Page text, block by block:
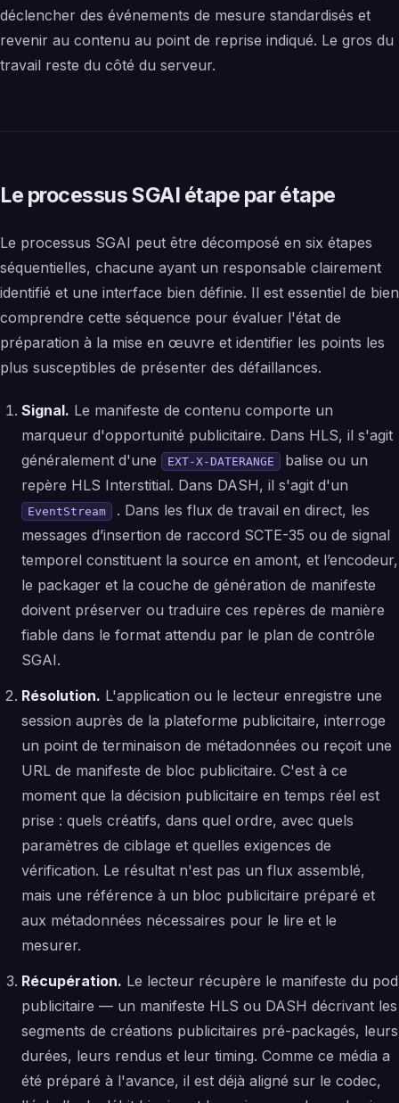
déclencher des événements de mesure standardisés et
revenir au contenu au point de reprise indiqué. Le gros du
travail reste du côté du serveur.
Le processus SGAI étape par étape
Le processus SGAI peut être décomposé en six étapes
séquentielles, chacune ayant un responsable clairement
identifié et une interface bien définie. Il est essentiel de bien
comprendre cette séquence pour évaluer l'état de
préparation à la mise en œuvre et identifier les points les
plus susceptibles de présenter des défaillances.
Signal. Le manifeste de contenu comporte un
marqueur d'opportunité publicitaire. Dans HLS, il s'agit
généralement d'une
EXT-X-DATERANGE
balise ou un
repère HLS Interstitial. Dans DASH, il s'agit d'un
EventStream
. Dans les flux de travail en direct, les
messages d’insertion de raccord SCTE-35 ou de signal
temporel constituent la source en amont, et l’encodeur,
le packager et la couche de génération de manifeste
doivent préserver ou traduire ces repères de manière
fiable dans le format attendu par le plan de contrôle
SGAI.
Résolution. L'application ou le lecteur enregistre une
session auprès de la plateforme publicitaire, interroge
un point de terminaison de métadonnées ou reçoit une
URL de manifeste de bloc publicitaire. C'est à ce
moment que la décision publicitaire en temps réel est
prise : quels créatifs, dans quel ordre, avec quels
paramètres de ciblage et quelles exigences de
vérification. Le résultat n'est pas un flux assemblé,
mais une référence à un bloc publicitaire préparé et
aux métadonnées nécessaires pour le lire et le
mesurer.
Récupération. Le lecteur récupère le manifeste du pod
publicitaire — un manifeste HLS ou DASH décrivant les
segments de créations publicitaires pré-packagés, leurs
durées, leurs rendus et leur timing. Comme ce média a
été préparé à l'avance, il est déjà aligné sur le codec,